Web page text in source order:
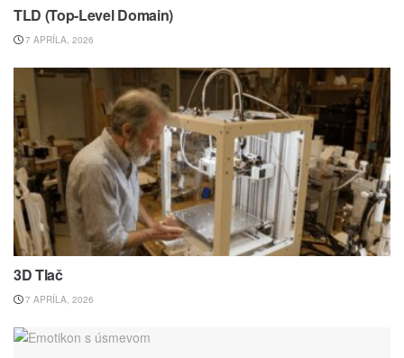
TLD (Top-Level Domain)
7 APRÍLA, 2026
3D Tlač
7 APRÍLA, 2026